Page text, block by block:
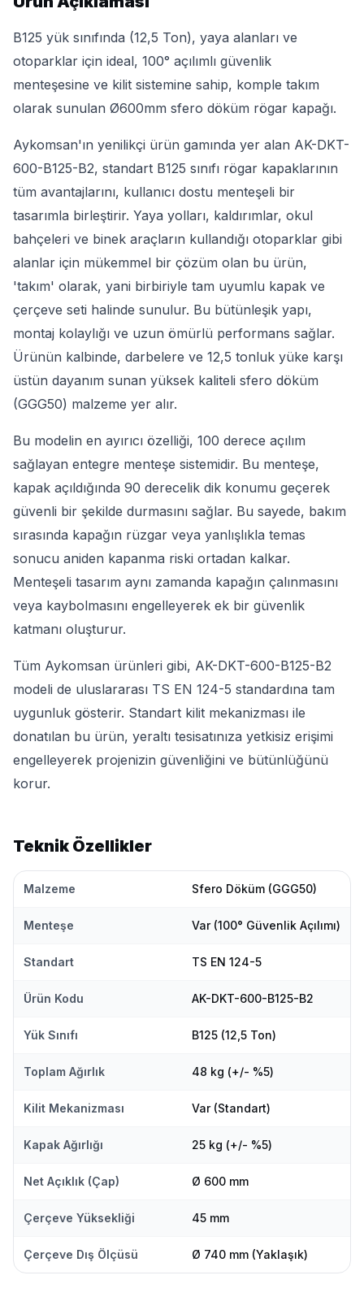
B125 yük sınıfında (12,5 Ton), yaya alanları ve
otoparklar için ideal, 100° açılımlı güvenlik
menteşesine ve kilit sistemine sahip, komple takım
olarak sunulan Ø600mm sfero döküm rögar kapağı.
Aykomsan'ın yenilikçi ürün gamında yer alan AK-DKT-
600-B125-B2, standart B125 sınıfı rögar kapaklarının
tüm avantajlarını, kullanıcı dostu menteşeli bir
tasarımla birleştirir. Yaya yolları, kaldırımlar, okul
bahçeleri ve binek araçların kullandığı otoparklar gibi
alanlar için mükemmel bir çözüm olan bu ürün,
'takım' olarak, yani birbiriyle tam uyumlu kapak ve
çerçeve seti halinde sunulur. Bu bütünleşik yapı,
montaj kolaylığı ve uzun ömürlü performans sağlar.
Ürünün kalbinde, darbelere ve 12,5 tonluk yüke karşı
üstün dayanım sunan yüksek kaliteli sfero döküm
(GGG50) malzeme yer alır.
Bu modelin en ayırıcı özelliği, 100 derece açılım
sağlayan entegre menteşe sistemidir. Bu menteşe,
kapak açıldığında 90 derecelik dik konumu geçerek
güvenli bir şekilde durmasını sağlar. Bu sayede, bakım
sırasında kapağın rüzgar veya yanlışlıkla temas
sonucu aniden kapanma riski ortadan kalkar.
Menteşeli tasarım aynı zamanda kapağın çalınmasını
veya kaybolmasını engelleyerek ek bir güvenlik
katmanı oluşturur.
Tüm Aykomsan ürünleri gibi, AK-DKT-600-B125-B2
modeli de uluslararası TS EN 124-5 standardına tam
uygunluk gösterir. Standart kilit mekanizması ile
donatılan bu ürün, yeraltı tesisatınıza yetkisiz erişimi
engelleyerek projenizin güvenliğini ve bütünlüğünü
korur.
Teknik Özellikler
Malzeme Sfero Döküm (GGG50)
Menteşe Var (100° Güvenlik Açılımı)
Standart TS EN 124-5
Ürün Kodu AK-DKT-600-B125-B2
Yük Sınıfı B125 (12,5 Ton)
Toplam Ağırlık 48 kg (+/- %5)
Kilit Mekanizması Var (Standart)
Kapak Ağırlığı 25 kg (+/- %5)
Net Açıklık (Çap) Ø 600 mm
Çerçeve Yüksekliği 45 mm
Çerçeve Dış Ölçüsü Ø 740 mm (Yaklaşık)